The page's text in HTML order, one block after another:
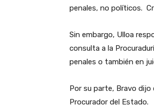
penales, no políticos.
Sin embargo, Ulloa
consulta a la
penales o también en
Por su parte, Bravo dijo
Procurador del Estado.